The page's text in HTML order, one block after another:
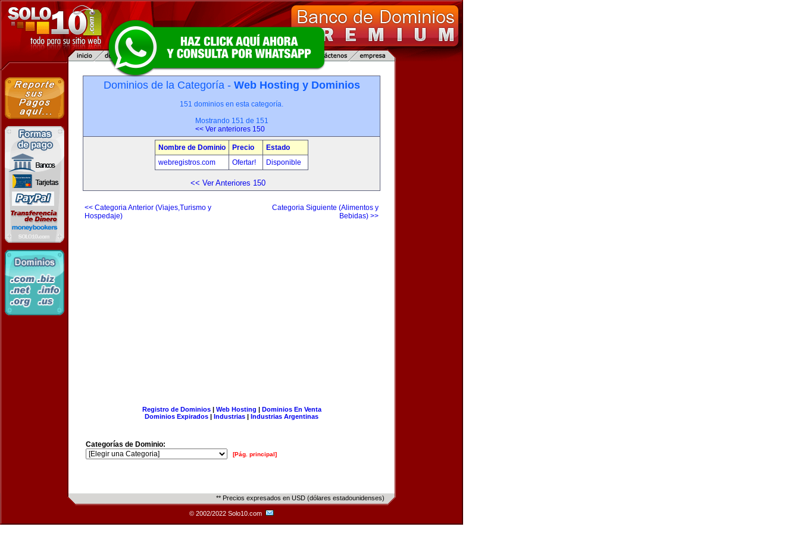
Dominios de la Categoría - Web Hosting y Dominios
151 dominios en esta categoría.
Mostrando 151 de 151
<< Ver anteriores 150
Nombre de Dominio Precio
Estado
webregistros.com
Ofertar! Disponible
<< Ver Anteriores 150
<< Categoria Anterior (Viajes,Turismo y
Hospedaje)
Categoria Siguiente (Alimentos y
Bebidas) >>
Registro de Dominios| Web Hosting | Dominios En Venta
Dominios Expirados | Industrias | Industrias Argentinas
Categorías de Dominio:
[Pág. principal]
** Precios expresados en USD (dólares estadounidenses)
© 2002/2022 Solo10.com